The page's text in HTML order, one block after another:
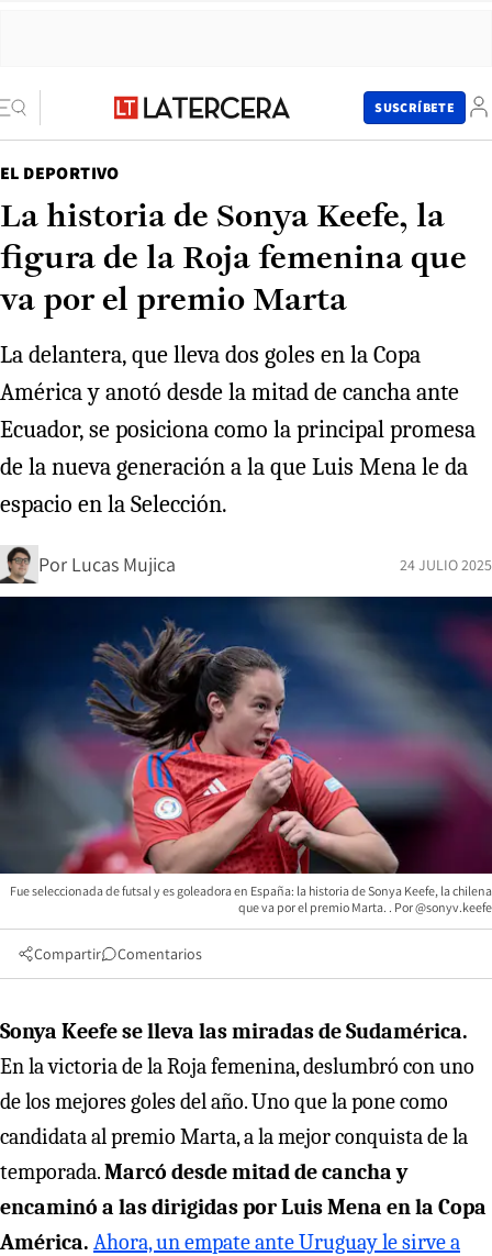
SUSCRÍBETE
EL DEPORTIVO
La historia de Sonya Keefe, la
figura de la Roja femenina que
va por el premio Marta
La delantera, que lleva dos goles en la Copa
América y anotó desde la mitad de cancha ante
Ecuador, se posiciona como la principal promesa
de la nueva generación a la que Luis Mena le da
espacio en la Selección.
Por Lucas Mujica 24 JULIO 2025
Fue seleccionada de futsal y es goleadora en España: la historia de Sonya Keefe, la chilena
que va por el premio Marta. . Por @sonyv.keefe
Compartir Comentarios
Sonya Keefe se lleva las miradas de Sudamérica.
En la victoria de la Roja femenina, deslumbró con uno
de los mejores goles del año. Uno que la pone como
candidata al premio Marta, a la mejor conquista de la
temporada.Marcó desde mitad de cancha y
encaminó a las dirigidas por Luis Mena en la Copa
América. Ahora, un empate ante Uruguay le sirve a